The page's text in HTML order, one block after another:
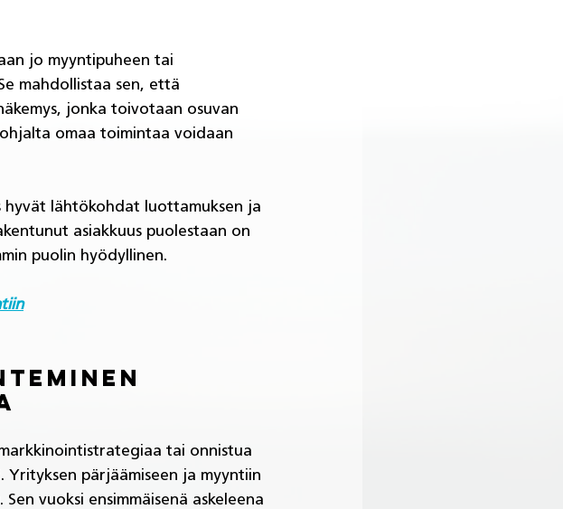
jo myyntipuheen tai
mahdollistaa sen, että
jonka toivotaan osuvan
omaa toimintaa voidaan
hyvät lähtökohdat luottamuksen ja
asiakkuus puolestaan on
puolin hyödyllinen.
tai onnistua
Yrityksen pärjäämiseen ja myyntiin
vuoksi ensimmäisenä askeleena